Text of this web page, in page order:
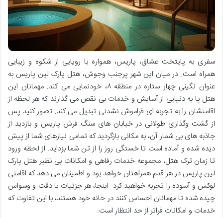
سفری به پایتخت عشاق، پاریس، همواره با رویایی از شکوه و زیبایی
همراه است. در میان این شهر پرجنب وجوش، هتل پارک لین پاریس به
عنوان نگینی چهار ستاره در منطقه ۸، خودنمایی می کند. مهمانان این
هتل پا به دنیایی از آسایش و خدمات بی نقص می گذارند که هر لحظه از
اقامتشان را به تجربه ای فراموش نشدنی تبدیل می کند. تصور کنید پس
از گشت وگذاری طولانی در خیابان های سنگ فرش پاریس و بازدید از
جاذبه های بی شمار آن، به مکانی بازگردید که تمامی نیازهای شما از پیش
دیده شده و آماده است تا خستگی روز را از تن شما بزداید. از لحظه ورود
تا زمان ترک هتل، مجموعه خدمات رفاهی و امکانات بی نظیر هتل پارک
لین پاریس در هر قدم همراهتان خواهد بود و اطمینان می دهد که اقامتی
لوکس و آسوده را تجربه خواهید کرد. اینجا، هر جزئیات با دقت و وسواس
چیده شده تا مهمانان احساس کنند در خانه خود هستند، با این تفاوت که
خدمات و امکانات فراتر از حد انتظار است.